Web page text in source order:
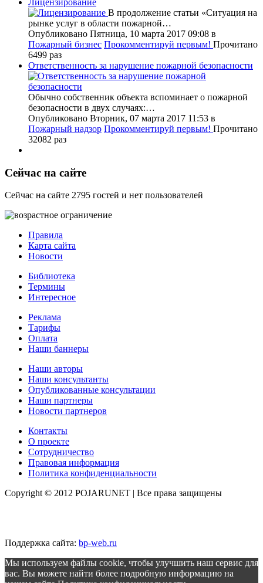
В продолжение статьи «Ситуация на
рынке услуг в области пожарной…
Опубликовано Пятница, 10 марта 2017 09:08 в
Пожарный бизнес Прокомментируй первым! Прочитано
6499 раз
Ответственность за нарушение пожарной безопасности
Обычно собственник объекта вспоминает о пожарной
безопасности в двух случаях:…
Опубликовано Вторник, 07 марта 2017 11:53 в
Пожарный надзор Прокомментируй первым! Прочитано
32082 раз
Сейчас на сайте
Сейчас на сайте 2795 гостей и нет пользователей
Правила
Карта сайта
Новости
Библиотека
Термины
Интересное
Реклама
Тарифы
Оплата
Наши баннеры
Наши авторы
Наши консультанты
Опубликованные консультации
Наши партнеры
Новости партнеров
Контакты
О проекте
Сотрудничество
Правовая информация
Политика конфиденциальности
Copyright © 2012 POJARUNET | Все права защищены
Поддержка сайта: bp-web.ru
Мы используем файлы cookie, чтобы улучшить наш сервис для
вас. Вы можете найти более подробную информацию на